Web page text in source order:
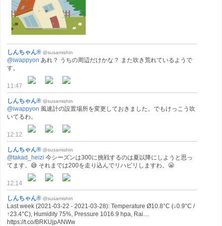
しんちゃん® @susamishin
@iwappyon あれ？ うちの周辺だけかな？ また吹き荒れているようで
す。
11:47
しんちゃん® @susamishin
@iwappyon 風速計の設置場所を変更しておきました。でもけっこう吹
いてるわ。
12:12
しんちゃん® @susamishin
@takad_heizi 今シーズンは300に挑戦するのは夏以降にしようと思っ
てます。😅 それまでは200を走り込んでリハビリしますわ。😬
12:14
しんちゃん® @susamishin
Last week (2021-03-22 - 2021-03-28): Temperature Ø10.8°C (↓0.9°C /
↑23.4°C), Humidity 75%, Pressure 1016.9 hpa, Rai…
https://t.co/BRKUjpANWw